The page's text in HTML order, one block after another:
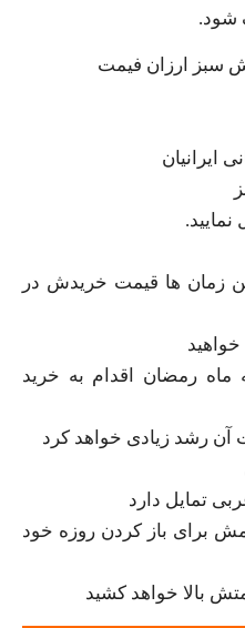
شود.
سبز ارزان فیمت
ایرانیان
زمان ها قیمت خریدش در
ماه رمضان اقدام به خرید
رشد زیادی خواهد کرد
تمایل دارد
برای باز کردن روزه خود
بالا خواهد کشید